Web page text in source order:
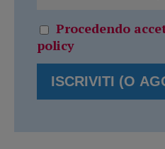
Procedendo
policy